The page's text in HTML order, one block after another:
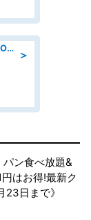
＞
組立・組付け/未経験OK/高収入/日払いOK/交替制/20・30・40代活躍中
パン食べ放題&
はお得!最新ク
23日まで》